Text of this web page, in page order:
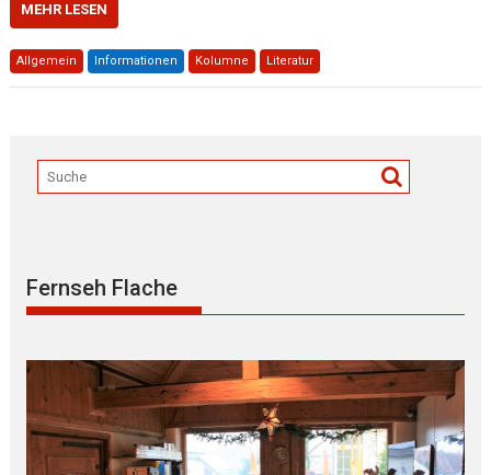
MEHR LESEN
Allgemein Informationen Kolumne Literatur
Fernseh Flache